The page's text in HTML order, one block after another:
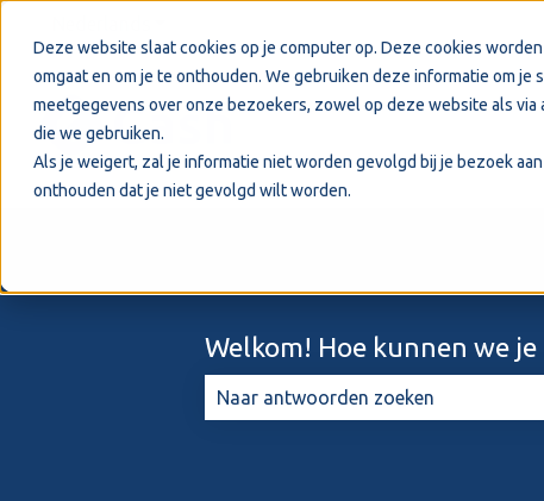
Deze website slaat cookies op je computer op. Deze cookies
omgaat en om je te onthouden. We gebruiken deze informatie om
meetgegevens over onze bezoekers, zowel op deze website als via
die we gebruiken.
Als je weigert, zal je informatie niet worden gevolgd bij je bezoek
onthouden dat je niet gevolgd wilt worden.
Welkom! Hoe kunnen we je